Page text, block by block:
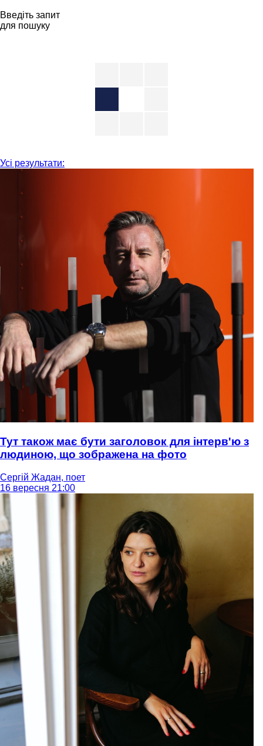
Введіть запит
для пошуку
Усі результати:
Тут також має бути заголовок для інтерв'ю з
людиною, що зображена на фото
Сергій Жадан, поет
16 вересня 21:00